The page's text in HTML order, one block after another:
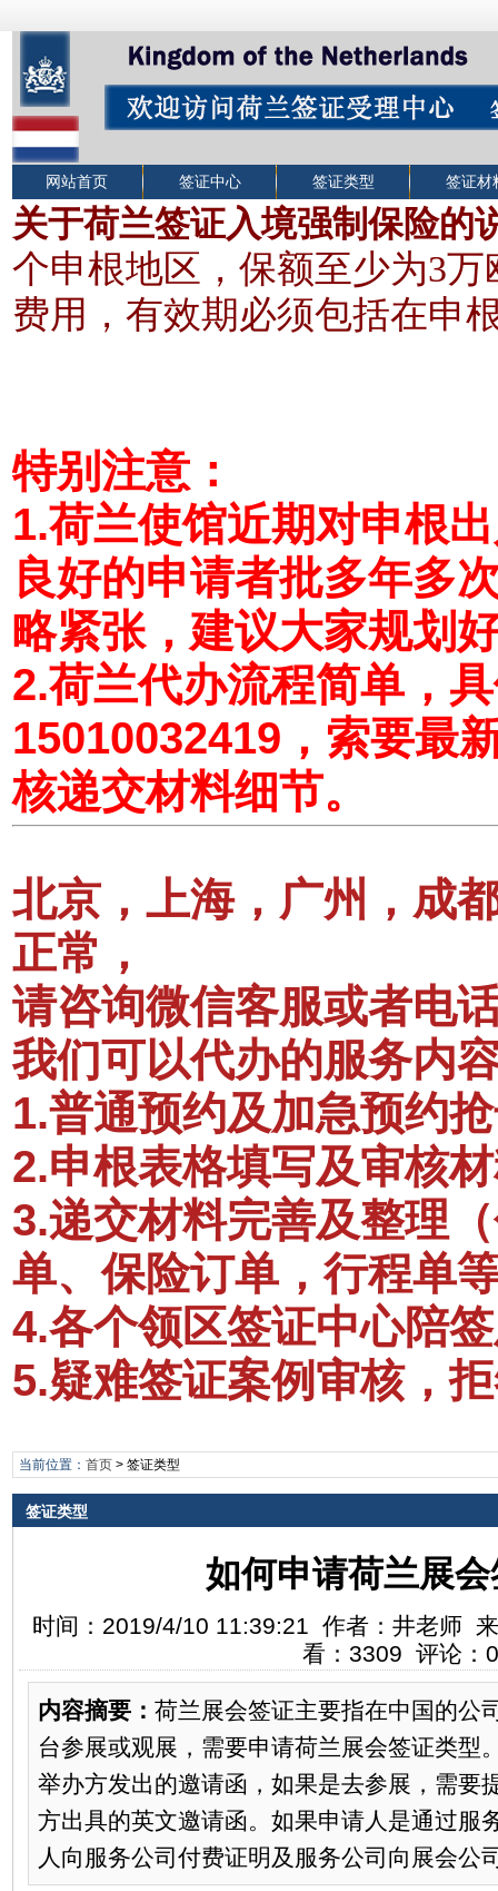
网站首页 签证中心 签证类型 签证材
关于荷兰签证入境强制保险的
个申根地区，保额至少为3万
费用，有效期必须包括在申
特别注意：
1.荷兰使馆近期对申根
良好的申请者批多年多
略紧张，建议大家规划
2.荷兰代办流程简单，
15010032419，索要最
核递交材料细节。
北京，上海，广州，成
正常，
请咨询微信客服或者电
我们可以代办的服务内
1.普通预约及加急预约
2.申根表格填写及审核
3.递交材料完善及整理
单、保险订单，行程单
4.各个领区签证中心陪
5.疑难签证案例审核，
当前位置： 首页> 签证类型
签证类型
如何申请荷兰展
时间：2019/4/10 11:39:21 作者：井老师
看：3309 评论：0
内容摘要： 荷兰展会签证主要指在中国的公
台参展或观展，需要申请荷兰展会签证类型
举办方发出的邀请函，如果是去参展，需要
方出具的英文邀请函。如果申请人是通过服
人向服务公司付费证明及服务公司向展会公